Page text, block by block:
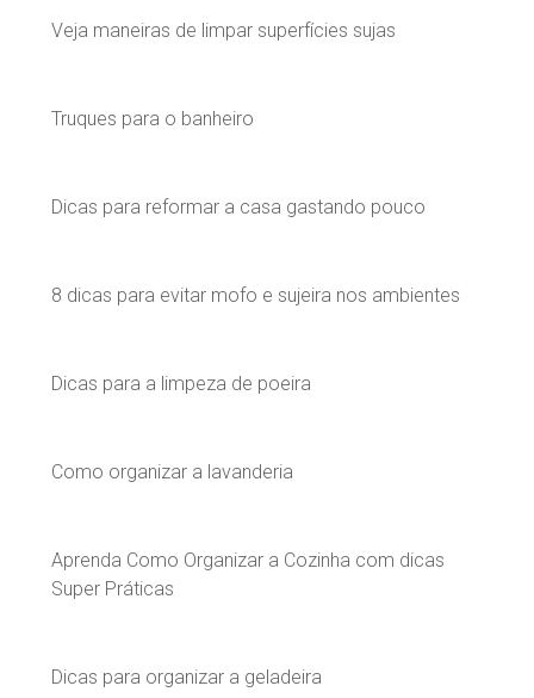
Veja maneiras de limpar superfícies sujas
Truques para o banheiro
Dicas para reformar a casa gastando pouco
8 dicas para evitar mofo e sujeira nos ambientes
Dicas para a limpeza de poeira
Como organizar a lavanderia
Aprenda Como Organizar a Cozinha com dicas
Super Práticas
Dicas para organizar a geladeira